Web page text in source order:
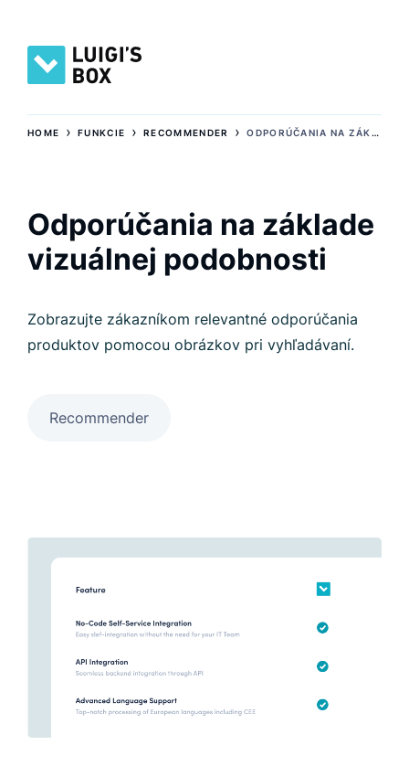
HOME ›FUNKCIE ›RECOMMENDER ›ODPORÚČANIA NA ZÁKLADE VIZUÁLNEJ PODOBNOSTI
Odporúčania na základe
vizuálnej podobnosti
Zobrazujte zákazníkom relevantné odporúčania
produktov pomocou obrázkov pri vyhľadávaní.
Recommender